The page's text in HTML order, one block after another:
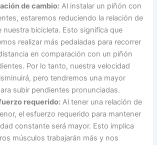
de cambio: Al instalar un piñón con
estaremos reduciendo la relación de
nuestra bicicleta. Esto significa que
realizar más pedaladas para recorrer
en comparación con un piñón
Por lo tanto, nuestra velocidad
pero tendremos una mayor
subir pendientes pronunciadas.
requerido: Al tener una relación de
el esfuerzo requerido para mantener
constante será mayor. Esto implica
músculos trabajarán más y nos